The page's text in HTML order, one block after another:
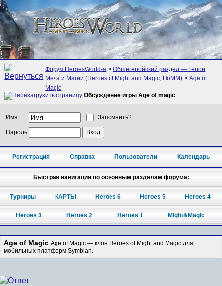
Форум HeroesWorld-а >Общегеройский раздел — Герои
Меча и Магии (Heroes of Might and Magic, HoMM) >Age of
Magic
Обсуждение игры Age of magic
Имя Запомнить?
Пароль
Регистрация Справка Пользователи Календарь
Быстрая навигация по основным разделам форума:
Турниры КАРТЫ Heroes 6 Heroes 5 Heroes 4
Heroes 3 Heroes 2 Heroes 1 Might&Magic
Age of Magic Age of Magic — клон Heroes of Might and Magic для
мобильных платформ Symbian.